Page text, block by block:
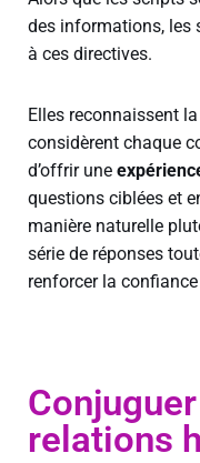
des informations, les
à ces directives.
Elles reconnaissent
considèrent chaque
d’offrir une
questions ciblées et
manière naturelle
série de réponses
renforcer la
relations